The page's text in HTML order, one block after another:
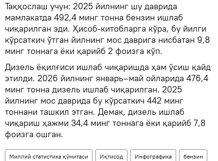
Таққослаш учун: 2025 йилнинг шу даврида
мамлакатда 492,4 минг тонна бензин ишлаб
чиқарилган эди. Ҳисоб-китобларга кўра, бу йилги
кўрсаткич ўтган йилнинг мос даврига нисбатан 9,8
минг тоннага ёки қарийб 2 фоизга кўп.
Дизель ёқилғиси ишлаб чиқаришда ҳам ўсиш қайд
этилди. 2026 йилнинг январь–май ойларида 476,4
минг тонна дизель ишлаб чиқарилган. 2025
йилнинг мос даврида бу кўрсаткич 442 минг
тоннани ташкил этган. Демак, дизель ишлаб
чиқариш ҳажми 34,4 минг тоннага ёки қарийб 7,8
фоизга ошган.
Миллий статистика қўмитаси Иқтисод Инфографика бензин